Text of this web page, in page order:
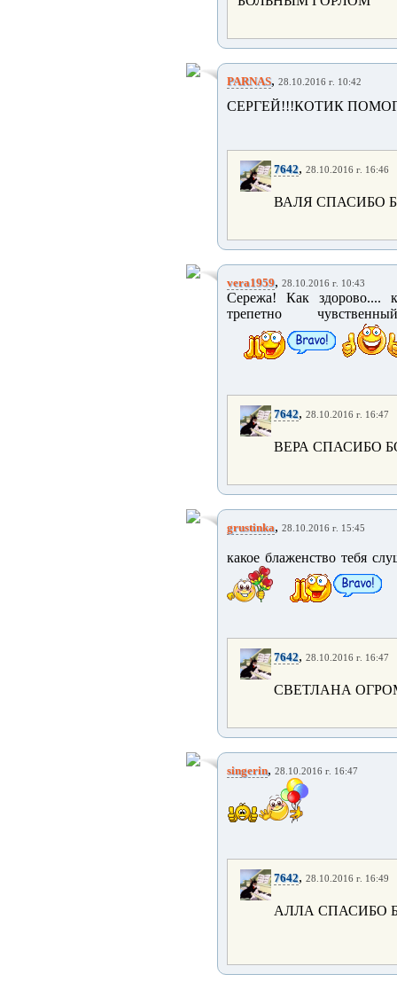
PARNAS, 28.10.2016 г. 10:42
СЕРГЕЙ!!!КОТИК
7642, 28.10.2016 г. 16:46
ВАЛЯ СПАСИБО
vera1959, 28.10.2016 г. 10:43
Сережа! Как здорово....
трепетно
7642, 28.10.2016 г. 16:47
ВЕРА СПАСИБО
grustinka, 28.10.2016 г. 15:45
какое блаженство тебя
7642, 28.10.2016 г. 16:47
СВЕТЛАНА
singerin, 28.10.2016 г. 16:47
7642, 28.10.2016 г. 16:49
АЛЛА СПАСИБО